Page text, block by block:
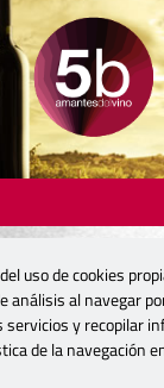
uso de cookies
análisis al navegar
y recopilar
de la navegación